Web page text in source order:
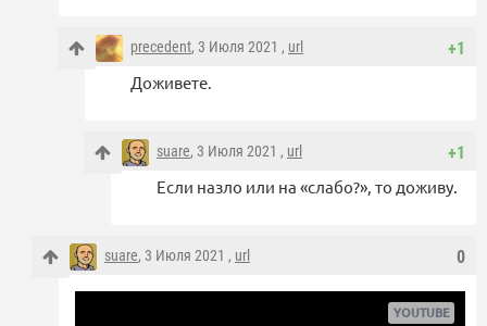
+1
precedent, 3 Июля 2021 , url
Доживете.
+1
suare, 3 Июля 2021 , url
Если назло или на «слабо?», то доживу.
0
suare, 3 Июля 2021 , url